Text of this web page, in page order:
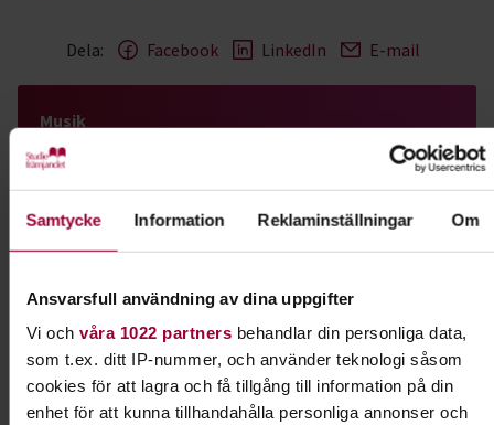
Samtycke Information Reklaminställningar Om
Ansvarsfull användning av dina uppgifter
Vi och våra 1022 partnersbehandlar din personliga data,
som t.ex. ditt IP-nummer, och använder teknologi såsom
cookies för att lagra och få tillgång till information på din
enhet för att kunna tillhandahålla personliga annonser och
Dela: Facebook LinkedIn E-mail
Musik
andra. Hos oss finns möjligheterna genom våra
studiecirklar och musikkurser. Vi hjälper dig också
Läs mer om ämnet